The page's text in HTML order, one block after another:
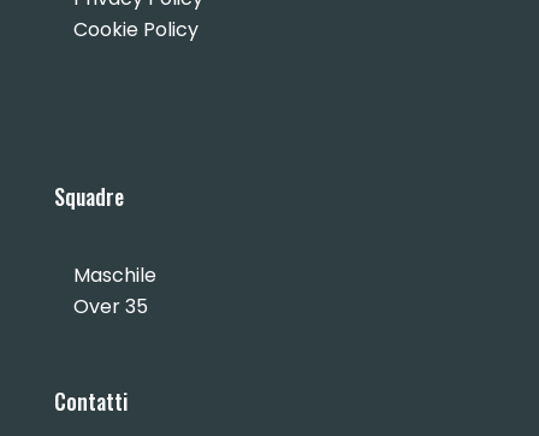
Cookie Policy
Squadre
Maschile
Over 35
Contatti